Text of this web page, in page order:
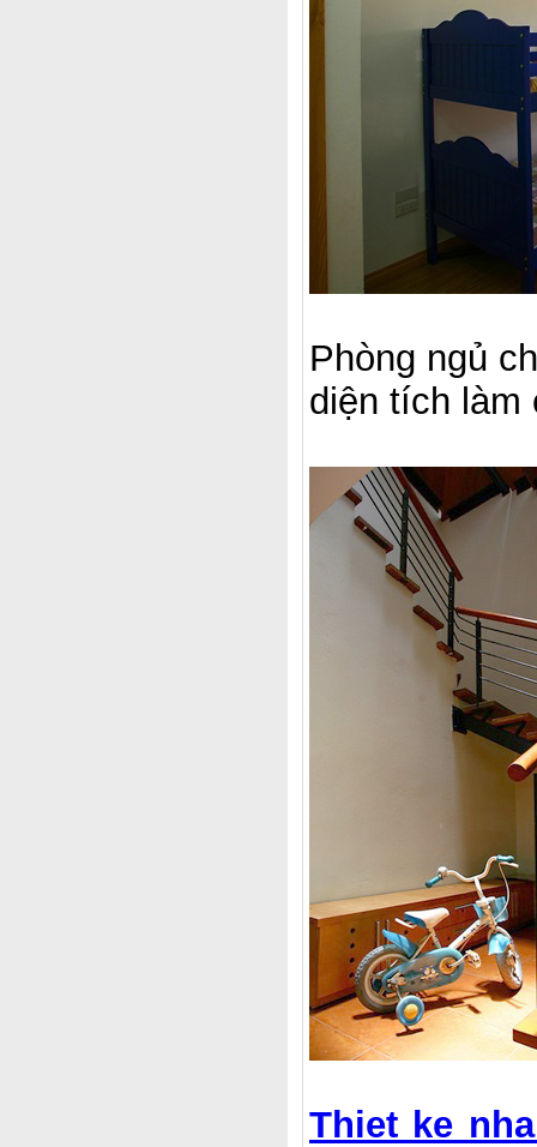
Phòng ngủ
diện tích làm
Thiet ke